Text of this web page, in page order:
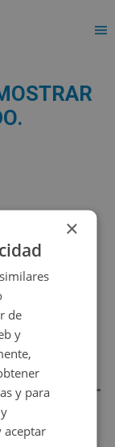
×
de
y
y para
aceptar